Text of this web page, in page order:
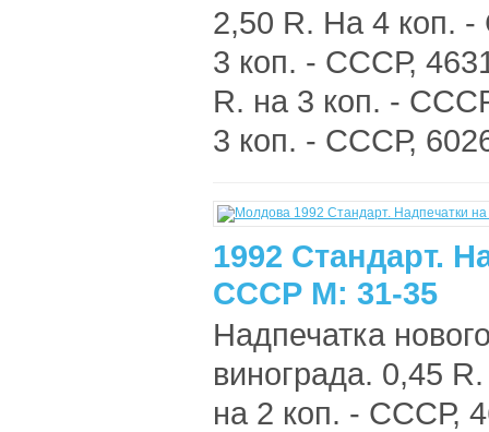
2,50 R. На 4 коп.
3 коп. - СССР,
R. на 3 коп. -
3 коп. - СССР,
1992 Стандарт.
СССР М: 31-35
Надпечатка
винограда. 0,45
на 2 коп. - СССР,